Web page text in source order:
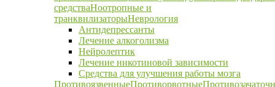
средстваНоотропные и
транквилизаторыНеврология
Антидепрессанты
Лечение алкоголизма
Нейролептик
Лечение никотиновой зависимости
Средства для улучшения работы мозга
ПротивоязвенныеПротиворвотные